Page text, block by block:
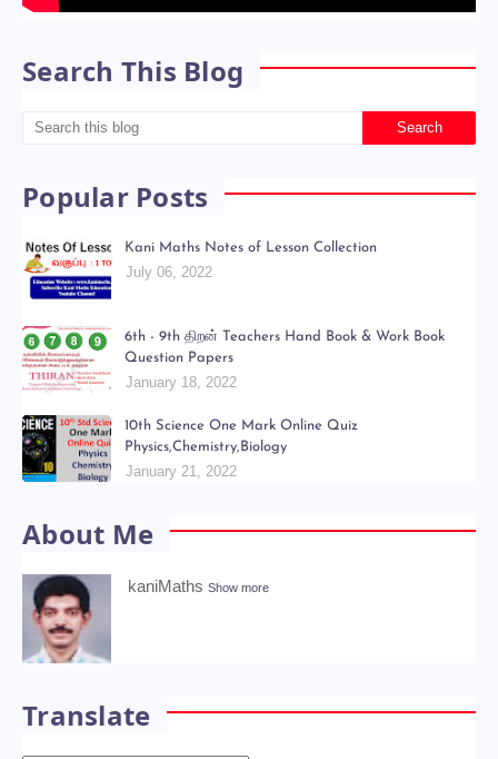
Search This Blog
Popular Posts
Kani Maths Notes of Lesson Collection
July 06, 2022
6th - 9th திறன் Teachers Hand Book & Work Book
Question Papers
January 18, 2022
10th Science One Mark Online Quiz
Physics,Chemistry,Biology
January 21, 2022
About Me
kaniMaths Show more
Translate